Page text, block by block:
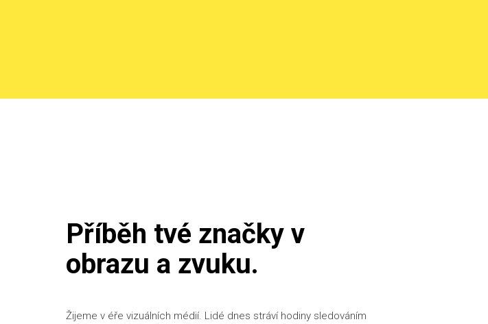
Příběh tvé značky v
obrazu a zvuku.
Žijeme v éře vizuálních médií. Lidé dnes stráví hodiny sledováním